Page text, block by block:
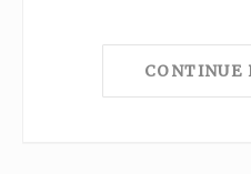
CONTINUE